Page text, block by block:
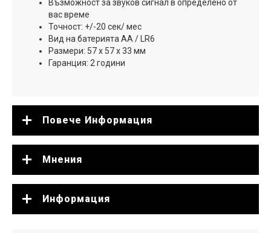
Възможност за звуков сигнал в определено от
вас време
Точност: +/-20 сек/ мес
Вид на батерията AA / LR6
Размери: 57 x 57 x 33 мм
Гаранция: 2 години
Повече Информация
Мнения
Информация